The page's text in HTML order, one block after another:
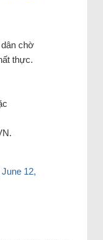
chờ
thực.
June 12,